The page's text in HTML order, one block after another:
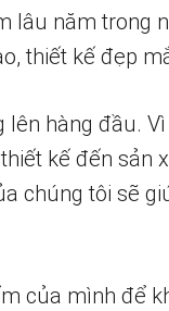
lâu năm trong
thiết kế đẹp
hàng đầu.
kế đến sản
chúng tôi sẽ
của mình để